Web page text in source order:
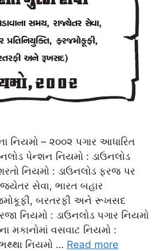
નિયમો – ૨૦૦૨ પગાર આધારિત
પેન્શન નિયમો : ડાઉનલોડ
નિયમો : ડાઉનલોડ ફરજ પર
સેવા, ભારત બહાર
બરતરફી અને રૂખસદ
નિયમો : ડાઉનલોડ પગાર નિયમો
મકાનોમાં વસવાટ નિયમો :
નિયમો … Read more